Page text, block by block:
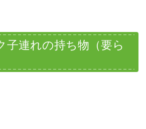
子連れの持ち物（要ら